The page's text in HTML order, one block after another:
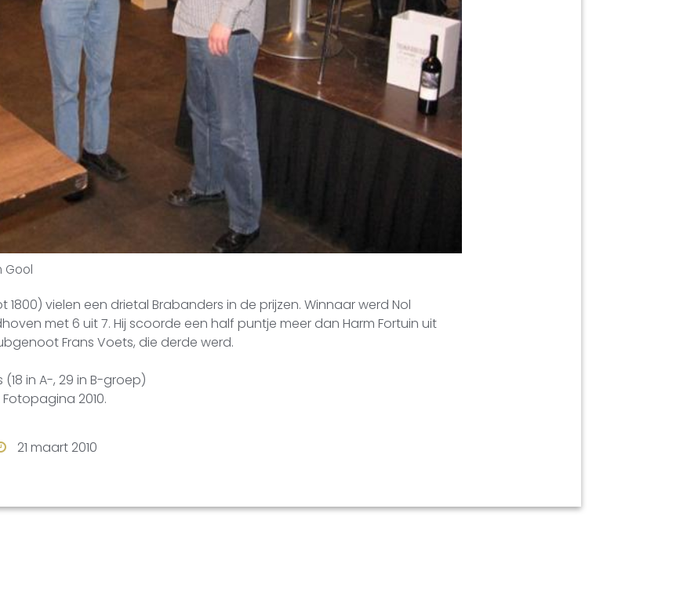
Gool
vielen een drietal Brabanders in de prijzen. Winnaar werd Nol
met 6 uit 7. Hij scoorde een half puntje meer dan Harm Fortuin uit
Frans Voets, die derde werd.
in A-, 29 in B-groep)
2010.
21 maart 2010